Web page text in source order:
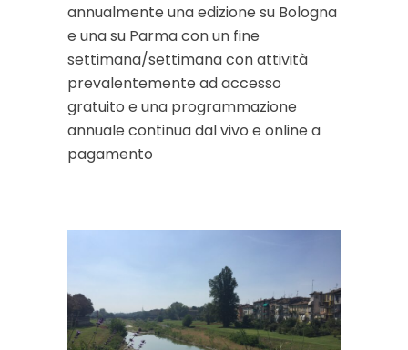
annualmente una edizione su Bologna
e una su Parma con un fine
settimana/settimana con attività
prevalentemente ad accesso
gratuito e una programmazione
annuale continua dal vivo e online a
pagamento